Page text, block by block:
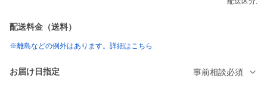
配送料金（送料）
※離島などの例外はあります。詳細はこちら
お届け日指定 事前相談必須